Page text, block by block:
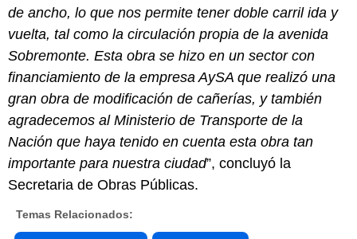
de ancho, lo que nos permite tener doble carril ida y
vuelta, tal como la circulación propia de la avenida
Sobremonte. Esta obra se hizo en un sector con
financiamiento de la empresa AySA que realizó una
gran obra de modificación de cañerías, y también
agradecemos al Ministerio de Transporte de la
Nación que haya tenido en cuenta esta obra tan
importante para nuestra ciudad”, concluyó la
Secretaria de Obras Públicas.
Temas Relacionados: